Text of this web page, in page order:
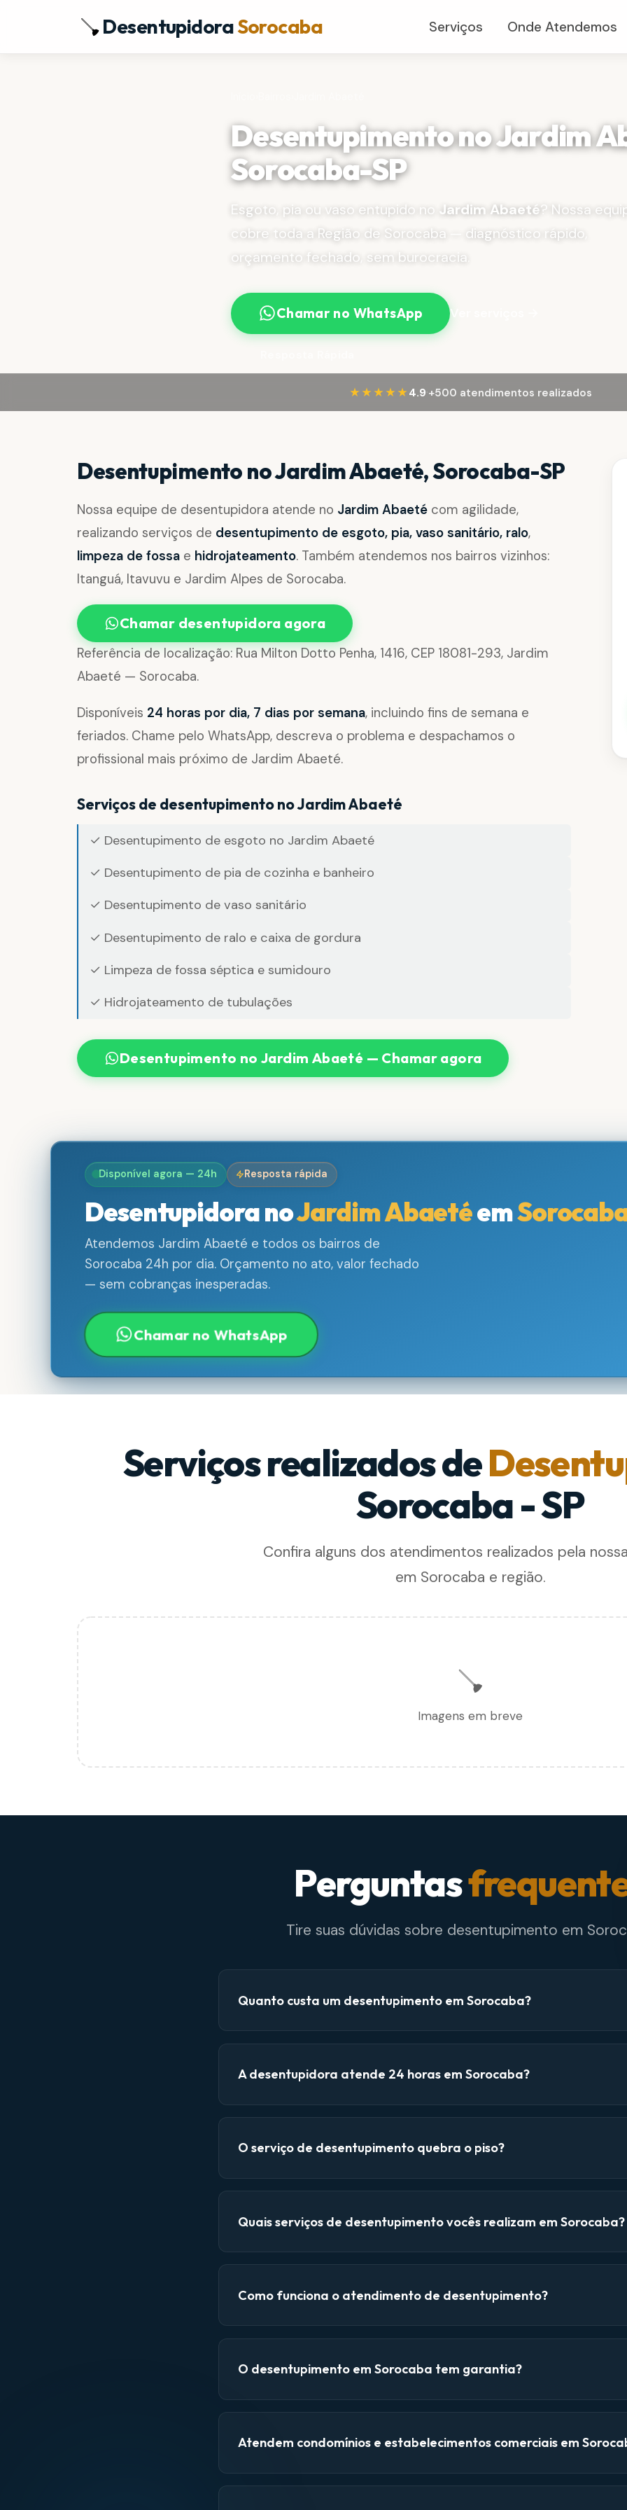
DesentupidoraSorocaba Serviços Onde Atendemos
Desentupimento no Jardim
Sorocaba-SP
Esgoto, pia ou vaso entupido no Jardim Abaeté? Nossa
cobre toda a Região de Sorocaba — diagnóstico rápido,
orçamento fechado, sem burocracia.
Chamar no WhatsApp Ver serviços →
★★★★★ 4.9·+500 atendimentos realizados
Desentupimento no Jardim Abaeté, Sorocaba-SP
Nossa equipe de desentupidora atende no Jardim Abaeté com agilidade,
realizando serviços de desentupimento de esgoto, pia, vaso sanitário, ralo,
limpeza de fossa e hidrojateamento. Também atendemos nos bairros vizinhos:
Itanguá, Itavuvu e Jardim Alpes de Sorocaba.
Chamar desentupidora agora
Referência de localização: Rua Milton Dotto Penha, 1416, CEP 18081-293, Jardim
Abaeté — Sorocaba.
Disponíveis 24 horas por dia, 7 dias por semana, incluindo fins de semana e
feriados. Chame pelo WhatsApp, descreva o problema e despachamos o
profissional mais próximo de Jardim Abaeté.
Serviços de desentupimento no Jardim Abaeté
✓ Desentupimento de esgoto no Jardim Abaeté
✓ Desentupimento de pia de cozinha e banheiro
✓ Desentupimento de vaso sanitário
✓ Desentupimento de ralo e caixa de gordura
✓ Limpeza de fossa séptica e sumidouro
✓ Hidrojateamento de tubulações
Desentupimento no Jardim Abaeté — Chamar agora
Disponível agora — 24h Resposta rápida
Desentupidora noJardim Abaetéem
Atendemos Jardim Abaeté e todos os bairros de
Sorocaba 24h por dia. Orçamento no ato, valor fechado
— sem cobranças inesperadas.
Chamar no WhatsApp
Serviços realizados de
Sorocaba - SP
Confira alguns dos atendimentos realizados pela
em Sorocaba e região.
🪠
Imagens em breve
Perguntas
Tire suas dúvidas sobre desentupimento em
Quanto custa um desentupimento em Sorocaba?
A desentupidora atende 24 horas em Sorocaba?
O serviço de desentupimento quebra o piso?
Quais serviços de desentupimento vocês realizam em Sorocaba?
Como funciona o atendimento de desentupimento?
O desentupimento em Sorocaba tem garantia?
Atendem condomínios e estabelecimentos comerciais em